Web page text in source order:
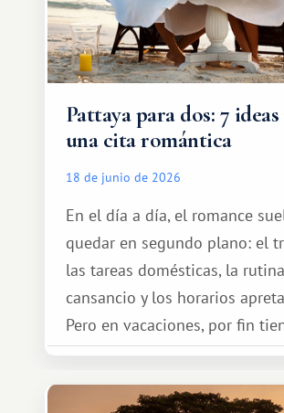
Pattaya para dos: 7
una cita romántica
18 de junio de 2026
En el día a día, el romance
quedar en segundo plano: el
las tareas domésticas, la
cansancio y los horarios
Pero en vacaciones, por fin
espacio para dos y ganas de
especial por tu pareja. No
qué ser algo grandioso, pero sí